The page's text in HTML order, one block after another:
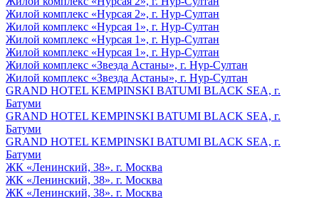
Жилой комплекс «Нурсая 2», г. Нур-Султан
Жилой комплекс «Нурсая 1», г. Нур-Султан
Жилой комплекс «Нурсая 1», г. Нур-Султан
Жилой комплекс «Нурсая 1», г. Нур-Султан
Жилой комплекс «Звезда Астаны», г. Нур-Султан
Жилой комплекс «Звезда Астаны», г. Нур-Султан
GRAND HOTEL KEMPINSKI BATUMI BLACK SEA, г.
Батуми
GRAND HOTEL KEMPINSKI BATUMI BLACK SEA, г.
Батуми
GRAND HOTEL KEMPINSKI BATUMI BLACK SEA, г.
Батуми
ЖК «Ленинский, 38». г. Москва
ЖК «Ленинский, 38». г. Москва
ЖК «Ленинский, 38». г. Москва